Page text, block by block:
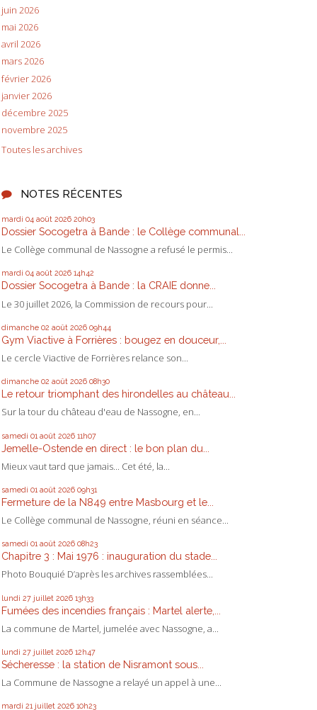
juin 2026
mai 2026
avril 2026
mars 2026
février 2026
janvier 2026
décembre 2025
novembre 2025
Toutes les archives
NOTES RÉCENTES
mardi 04 août 2026 20h03
Dossier Socogetra à Bande : le Collège communal...
Le Collège communal de Nassogne a refusé le permis...
mardi 04 août 2026 14h42
Dossier Socogetra à Bande : la CRAIE donne...
Le 30 juillet 2026, la Commission de recours pour...
dimanche 02 août 2026 09h44
Gym Viactive à Forrières : bougez en douceur,...
Le cercle Viactive de Forrières relance son...
dimanche 02 août 2026 08h30
Le retour triomphant des hirondelles au château...
Sur la tour du château d'eau de Nassogne, en...
samedi 01 août 2026 11h07
Jemelle-Ostende en direct : le bon plan du...
Mieux vaut tard que jamais... Cet été, la...
samedi 01 août 2026 09h31
Fermeture de la N849 entre Masbourg et le...
Le Collège communal de Nassogne, réuni en séance...
samedi 01 août 2026 08h23
Chapitre 3 : Mai 1976 : inauguration du stade...
Photo Bouquié D’après les archives rassemblées...
lundi 27 juillet 2026 13h33
Fumées des incendies français : Martel alerte,...
La commune de Martel, jumelée avec Nassogne, a...
lundi 27 juillet 2026 12h47
Sécheresse : la station de Nisramont sous...
La Commune de Nassogne a relayé un appel à une...
mardi 21 juillet 2026 10h23